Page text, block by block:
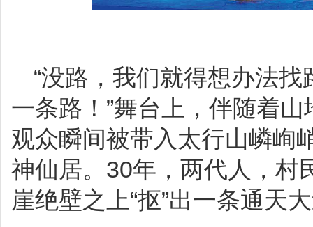
“没路，我们就得想办法
一条路！”舞台上，伴随着山
观众瞬间被带入太行山嶙
神仙居。30年，两代人，村
崖绝壁之上“抠”出一条通天